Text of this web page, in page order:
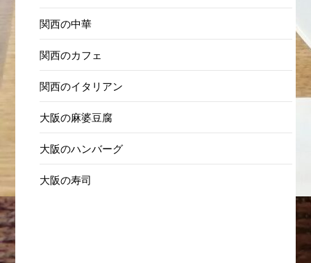
関西の中華
関西のカフェ
関西のイタリアン
大阪の麻婆豆腐
大阪のハンバーグ
大阪の寿司